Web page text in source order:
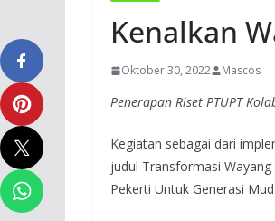
Kenalkan
Oktober 30, 2022 Mascos
Penerapan Riset PTUPT
Kegiatan sebagai dari
judul Transformasi
Pekerti Untuk Generasi